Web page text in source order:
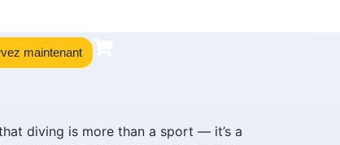
maintenant
diving is more than a sport — it’s a